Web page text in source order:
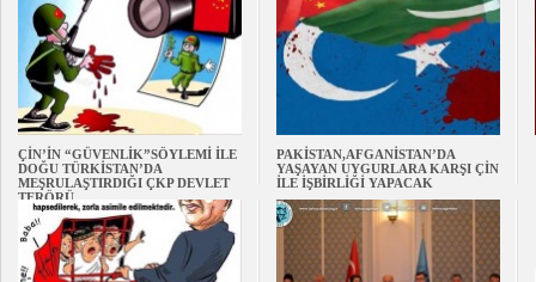
ÇİN’İN “GÜVENLİK”SÖYLEMİ İLE
DOĞU TÜRKİSTAN’DA
MEŞRULAŞTIRDIĞI ÇKP DEVLET
TERÖRÜ
PAKİSTAN,AFGANİSTAN’DA
YAŞAYAN UYGURLARA KARŞI ÇİN
İLE İŞBİRLİĞİ YAPACAK